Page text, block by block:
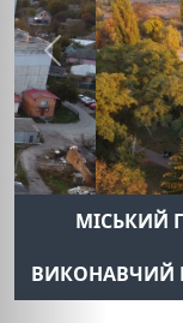
Previous
МІСЬКИЙ
ВИКОНАВЧИЙ